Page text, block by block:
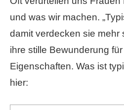
und was wir machen.
damit verdecken sie mehr
ihre stille Bewunderung
Eigenschaften. Was ist
hier: